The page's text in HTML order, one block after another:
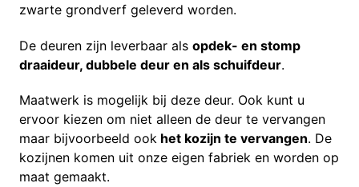
zwarte grondverf geleverd worden.
De deuren zijn leverbaar als opdek- en stomp
draaideur, dubbele deur en als schuifdeur.
Maatwerk is mogelijk bij deze deur. Ook kunt u
ervoor kiezen om niet alleen de deur te vervangen
maar bijvoorbeeld ook het kozijn te vervangen. De
kozijnen komen uit onze eigen fabriek en worden op
maat gemaakt.